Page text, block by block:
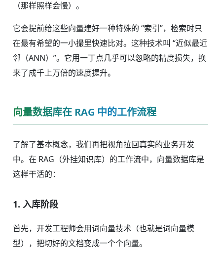
（那样照样会慢）。
它会提前给这些向量建好一种特殊的 “索引”，检索时只
在最有希望的一小撮里快速比对。这种技术叫 “近似最近
邻（ANN）”。它用一丁点几乎可以忽略的精度损失，换
来了成千上万倍的速度提升。
向量数据库在 RAG 中的工作流程
了解了基本概念，我们再把视角拉回真实的业务开发
中。在 RAG（外挂知识库）的工作流中，向量数据库是
这样干活的：
1. 入库阶段
首先，开发工程师会用词向量技术（也就是词向量模
型），把切好的文档变成一个个向量。